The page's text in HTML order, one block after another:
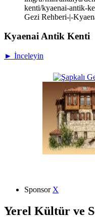
kenti/kyaenai-antik-
Gezi Rehberi-|-
Kyaenai Antik Kenti
► İnceleyin
Sponsor X
Yerel Kültür ve